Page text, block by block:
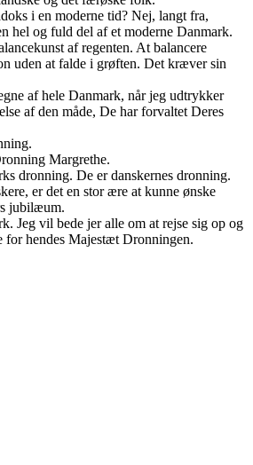
i en moderne tid? Nej, langt fra,
hel og fuld del af et moderne Danmark.
af regenten. At balancere
uden at falde i grøften. Det kræver sin
af hele Danmark, når jeg udtrykker
af den måde, De har forvaltet Deres
Margrethe.
dronning. De er danskernes dronning.
er det en stor ære at kunne ønske
jubilæum.
Jeg vil bede jer alle om at rejse sig op og
hendes Majestæt Dronningen.